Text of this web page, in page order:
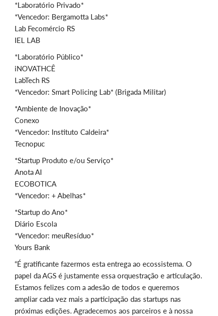
*Laboratório Privado*
*Vencedor: Bergamotta Labs*
Lab Fecomércio RS
IEL LAB
*Laboratório Público*
iNOVATHCÊ
LabTech RS
*Vencedor: Smart Policing Lab* (Brigada Militar)
*Ambiente de Inovação*
Conexo
*Vencedor: Instituto Caldeira*
Tecnopuc
*Startup Produto e/ou Serviço*
Anota AI
ECOBOTICA
*Vencedor: + Abelhas*
*Startup do Ano*
Diário Escola
*Vencedor: meuResíduo*
Yours Bank
“É gratificante fazermos esta entrega ao ecossistema. O
papel da AGS é justamente essa orquestração e articulação.
Estamos felizes com a adesão de todos e queremos
ampliar cada vez mais a participação das startups nas
próximas edições. Agradecemos aos parceiros e à nossa